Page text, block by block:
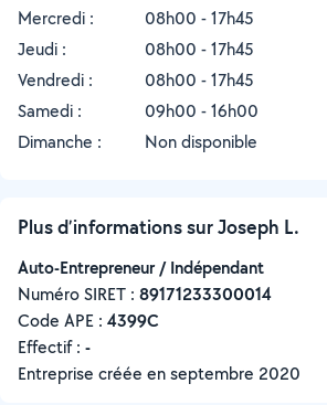
Mercredi :
08h00 - 17h45
Jeudi :
08h00 - 17h45
Vendredi :
08h00 - 17h45
Samedi :
09h00 - 16h00
Dimanche :
Non disponible
Plus d’informations sur Joseph L.
Auto-Entrepreneur / Indépendant
Numéro SIRET : ‍89171233300014
Code APE : 4399C
Effectif : -
Entreprise créée enseptembre 2020